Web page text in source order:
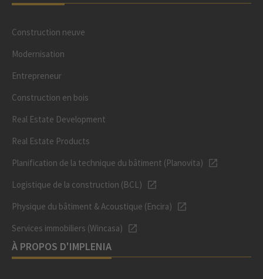
Construction neuve
Modernisation
Entrepreneur
Construction en bois
Real Estate Development
Real Estate Products
Planification de la technique du bâtiment (Planovita)
Logistique de la construction (BCL)
Physique du bâtiment & Acoustique (Encira)
Services immobiliers (Wincasa)
À PROPOS D'IMPLENIA